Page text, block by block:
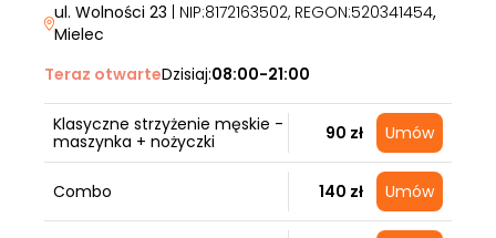
ul. Wolności 23 | NIP:8172163502, REGON:520341454,
Mielec
Teraz otwarteDzisiaj:08:00-21:00
Klasyczne strzyżenie męskie -
maszynka + nożyczki
90 zł Umów
Combo 140 zł Umów